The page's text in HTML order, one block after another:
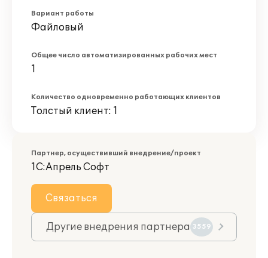
Вариант работы
Файловый
Общее число автоматизированных рабочих мест
1
Количество одновременно работающих клиентов
Толстый клиент: 1
Партнер, осуществивший внедрение/проект
1С:Апрель Софт
Связаться
Другие внедрения партнера 3559